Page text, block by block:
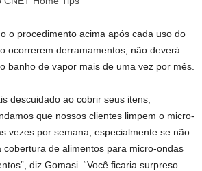
o procedimento acima após cada uso do
ocorrerem derramamentos, não deverá
banho de vapor mais de uma vez por mês.
descuidado ao cobrir seus itens,
que nossos clientes limpem o micro-
vezes por semana, especialmente se não
cobertura de alimentos para micro-ondas
diz Gomasi. “Você ficaria surpreso